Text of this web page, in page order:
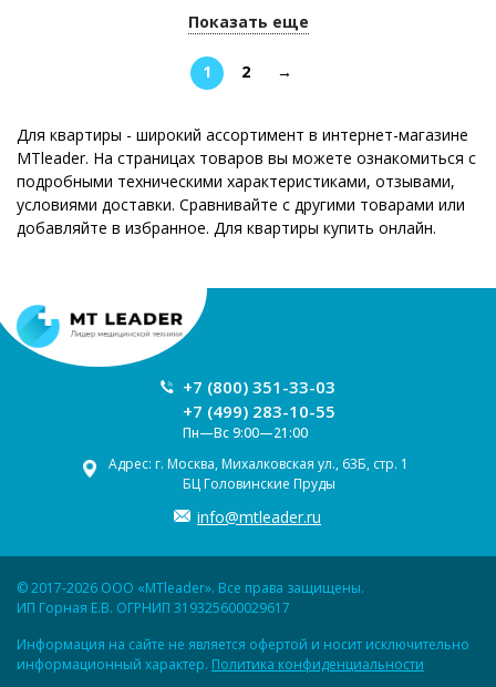
Показать еще
1 2 →
Для квартиры - широкий ассортимент в интернет-магазине
MTleader. На страницах товаров вы можете ознакомиться с
подробными техническими характеристиками, отзывами,
условиями доставки. Сравнивайте с другими товарами или
добавляйте в избранное. Для квартиры купить онлайн.
+7 (800) 351-33-03
+7 (499) 283-10-55
Пн—Вс 9:00—21:00
Адрес: г. Москва, Михалковская ул., 63Б, стр. 1
БЦ Головинские Пруды
info@mtleader.ru
© 2017-2026 ООО «MTleader». Все права защищены.
ИП Горная Е.В. ОГРНИП 319325600029617
Информация на сайте не является офертой и носит исключительно
информационный характер. Политика конфиденциальности